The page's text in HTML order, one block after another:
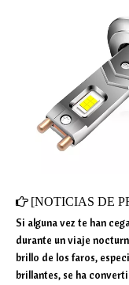
[NOTICIAS DE
Si alguna vez te han
durante un viaje
brillo de los faros,
brillantes, se ha